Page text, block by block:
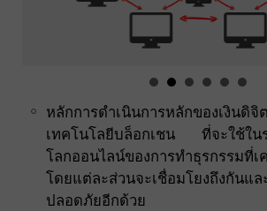
หลักการดำเนินการหลักของเงินดิจิ
เทคโนโลยีบล็อกเชน ที่จะใช้ใน
โลกออนไลน์ของการทำธุรกรรมที่เ
โดยแต่ละส่วนจะเชื่อมโยงถึงกันแ
ปลอดภัยอีกด้วย